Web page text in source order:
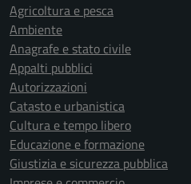
Agricoltura e pesca
Ambiente
Anagrafe e stato civile
Appalti pubblici
Autorizzazioni
Catasto e urbanistica
Cultura e tempo libero
Educazione e formazione
Giustizia e sicurezza pubblica